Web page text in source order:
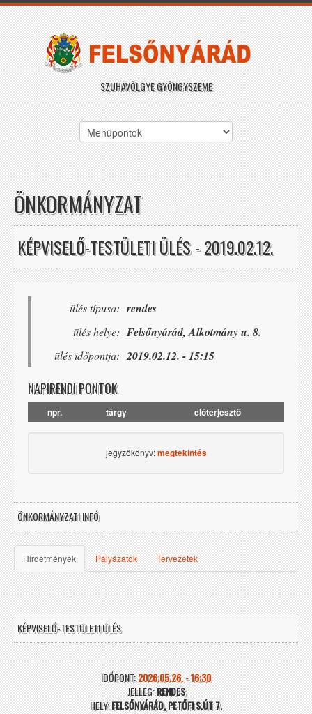
SZUHAVÖLGYE GYÖNGYSZEME
ÖNKORMÁNYZAT
KÉPVISELŐ-TESTÜLETI ÜLÉS - 2019.02.12.
ülés típusa: rendes
ülés helye: Felsőnyárád, Alkotmány u. 8.
ülés időpontja: 2019.02.12. - 15:15
NAPIRENDI PONTOK
npr. tárgy előterjesztő
jegyzőkönyv:megtekintés
ÖNKORMÁNYZATI INFÓ
Hirdetmények Pályázatok Tervezetek
KÉPVISELŐ-TESTÜLETI ÜLÉS
IDŐPONT:2026.05.26. - 16:30
JELLEG:RENDES
HELY:FELSŐNYÁRÁD, PETŐFI S.ÚT 7.